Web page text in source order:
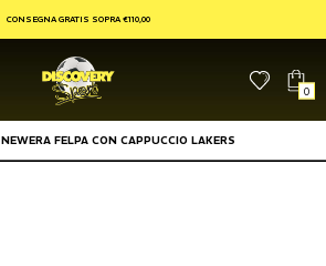
CONSEGNA GRATIS SOPRA €110,00
0
NEWERA FELPA CON CAPPUCCIO LAKERS